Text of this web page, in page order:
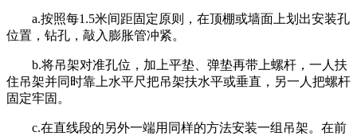
a.按照每1.5米间距固定原则，在顶棚或墙面上划出安装孔
位置，钻孔，敲入膨胀管冲紧。
b.将吊架对准孔位，加上平垫、弹垫再带上螺杆，一人扶
住吊架并同时靠上水平尺把吊架扶水平或垂直，另一人把螺杆
固定牢固。
c.在直线段的另外一端用同样的方法安装一组吊架。在前